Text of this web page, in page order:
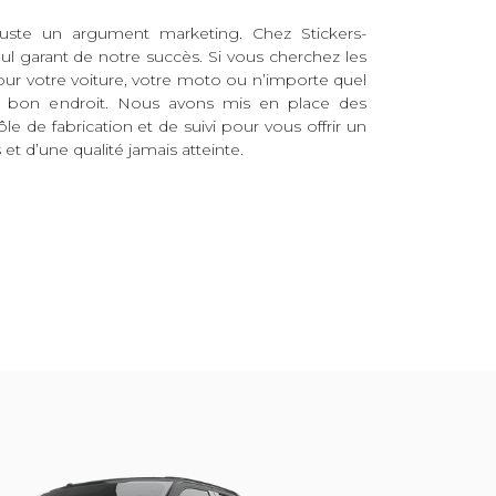
un argument marketing. Chez Stickers-
garant de notre succès. Si vous cherchez les
votre voiture, votre moto ou n’importe quel
bon endroit. Nous avons mis en place des
de fabrication et de suivi pour vous offrir un
d’une qualité jamais atteinte.